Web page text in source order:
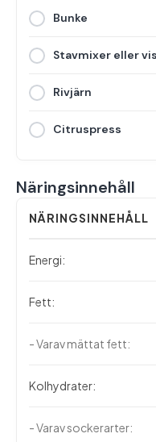
Bunke
Stavmixer eller
Rivjärn
Citruspress
Näringsinnehåll
NÄRINGSINNEHÅLL
Energi:
Fett:
- Varav mättat fett:
Kolhydrater:
- Varav sockerarter: